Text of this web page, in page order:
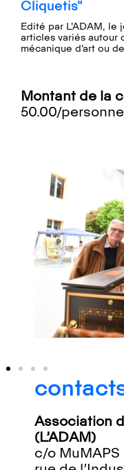
Cliquetis"
Edité par L'ADAM, le
articles variés autour
mécanique d'art ou
Montant de la
50.00/personne
Association
(L’ADAM)
c/o MuMAPS